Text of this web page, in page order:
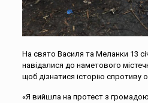
На свято Василя та Меланки 13
навідалися до наметового
щоб дізнатися історію спротиву
«Я вийшла на протест з